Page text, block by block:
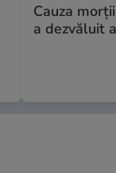
Cauza
a dezvăluit